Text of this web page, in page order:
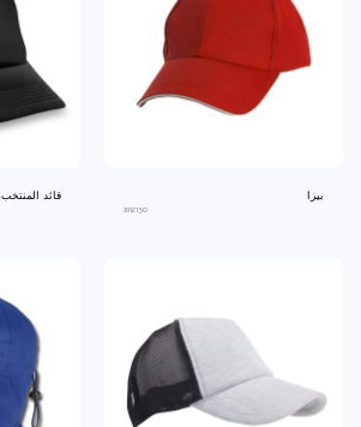
بيزا
an2150
قائد المنتخب